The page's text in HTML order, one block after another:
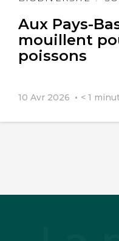
Aux Pays-
mouillent
poissons
10 Avr 2026 < 1